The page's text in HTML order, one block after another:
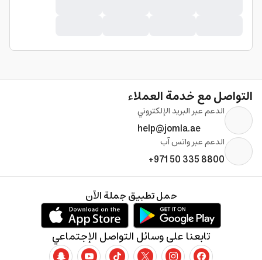
التواصل مع خدمة العملاء
الدعم عبر البريد الإلكتروني
help@jomla.ae
الدعم عبر واتس آب
+971 50 335 8800
تابعنا على وسائل التواصل الإجتماعي
حمل تطبيق جملة الآن